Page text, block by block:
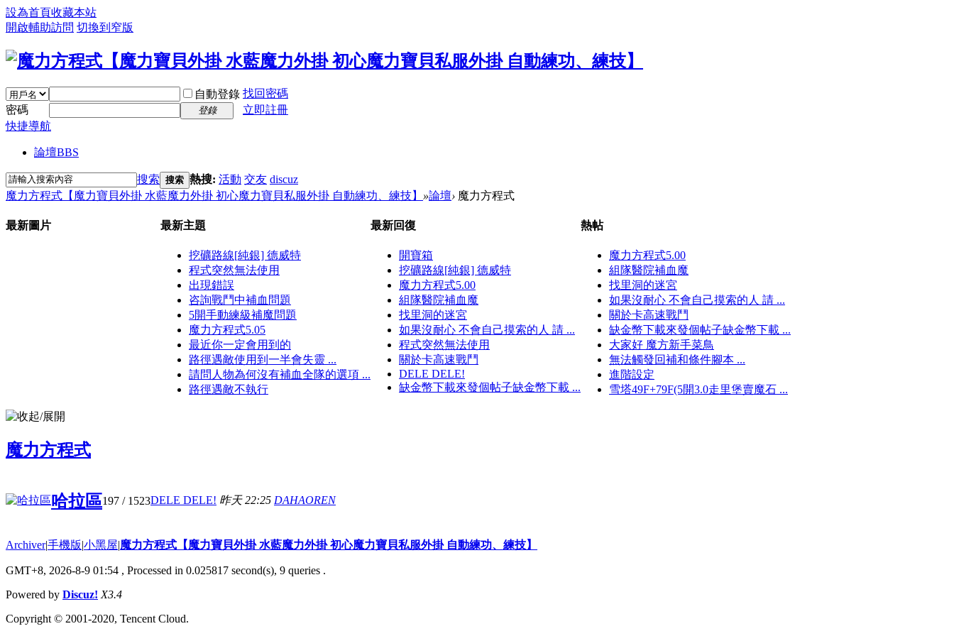
設為首頁收藏本站
開啟輔助訪問 切換到窄版
自動登錄 找回密碼
密碼
登錄
立即註冊
快捷導航
論壇BBS
搜索 搜索 熱搜: 活動 交友 discuz
魔力方程式【魔力寶貝外掛 水藍魔力外掛 初心魔力寶貝私服外掛 自動練功、練技】 »論壇› 魔力方程式
最新圖片 最新主題
挖礦路線[純銀] 德威特
程式突然無法使用
出現錯誤
咨詢戰鬥中補血問題
5開手動練級補魔問題
魔力方程式5.05
最近你一定會用到的
路徑遇敵使用到一半會失靈 ...
請問人物為何沒有補血全隊的選項 ...
路徑遇敵不執行
最新回復
開寶箱
挖礦路線[純銀] 德威特
魔力方程式5.00
組隊醫院補血魔
找里洞的迷宮
如果沒耐心 不會自己摸索的人 請 ...
程式突然無法使用
關於卡高速戰鬥
DELE DELE!
缺金幣下載來發個帖子缺金幣下載 ...
熱帖
魔力方程式5.00
組隊醫院補血魔
找里洞的迷宮
如果沒耐心 不會自己摸索的人 請 ...
關於卡高速戰鬥
缺金幣下載來發個帖子缺金幣下載 ...
大家好 魔方新手菜鳥
無法觸發回補和條件腳本 ...
進階設定
雪塔49F+79F(5開3.0走里堡賣魔石 ...
魔力方程式
哈拉區197 / 1523DELE DELE! 昨天 22:25 DAHAOREN
Archiver|手機版|小黑屋|魔力方程式【魔力寶貝外掛 水藍魔力外掛 初心魔力寶貝私服外掛 自動練功、練技】
GMT+8, 2026-8-9 01:54 , Processed in 0.025817 second(s), 9 queries .
Powered by Discuz! X3.4
Copyright © 2001-2020, Tencent Cloud.